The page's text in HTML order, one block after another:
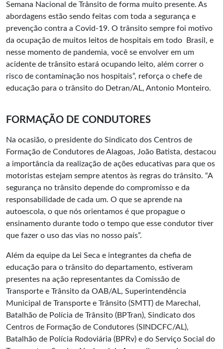
Semana Nacional de Trânsito de forma muito presente. As
abordagens estão sendo feitas com toda a segurança e
prevenção contra a Covid-19. O trânsito sempre foi motivo
da ocupação de muitos leitos de hospitais em todo Brasil, e
nesse momento de pandemia, você se envolver em um
acidente de trânsito estará ocupando leito, além correr o
risco de contaminação nos hospitais”, reforça o chefe de
educação para o trânsito do Detran/AL, Antonio Monteiro.
FORMAÇÃO DE CONDUTORES
Na ocasião, o presidente do Sindicato dos Centros de
Formação de Condutores de Alagoas, João Batista, destacou
a importância da realização de ações educativas para que os
motoristas estejam sempre atentos às regras do trânsito. “A
segurança no trânsito depende do compromisso e da
responsabilidade de cada um. O que se aprende na
autoescola, o que nós orientamos é que propague o
ensinamento durante todo o tempo que esse condutor tiver
que fazer o uso das vias no nosso país”.
Além da equipe da Lei Seca e integrantes da chefia de
educação para o trânsito do departamento, estiveram
presentes na ação representantes da Comissão de
Transporte e Trânsito da OAB/AL, Superintendência
Municipal de Transporte e Trânsito (SMTT) de Marechal,
Batalhão de Polícia de Trânsito (BPTran), Sindicato dos
Centros de Formação de Condutores (SINDCFC/AL),
Batalhão de Polícia Rodoviária (BPRv) e do Serviço Social do